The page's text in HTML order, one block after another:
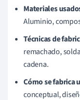
Materiales
Aluminio,
Técnicas de
remachado,
cadena.
Cómo se fabrica
conceptual,